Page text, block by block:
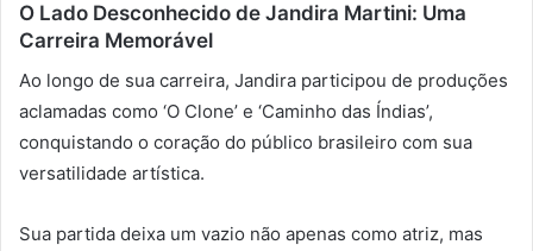
O Lado Desconhecido de Jandira Martini: Uma
Carreira Memorável
Ao longo de sua carreira, Jandira participou de produções
aclamadas como ‘O Clone’ e ‘Caminho das Índias’,
conquistando o coração do público brasileiro com sua
versatilidade artística.
Sua partida deixa um vazio não apenas como atriz, mas